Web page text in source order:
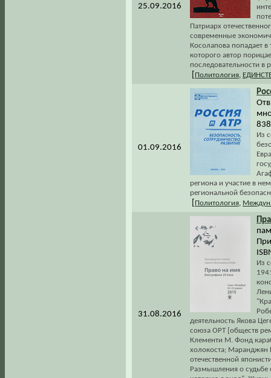
25.09.2016
Патриарх
современные
Косолапова попадает
которого автор
последовательности в
Политология
01.09.2016
Из
региона и участие в
региональной
Политология
31.08.2016
Из
деятельность Якова
союза ОРТ [обществ
Клементи М. Фонд
холокоста; Маранджян
отечественной
Размышления о судьбе